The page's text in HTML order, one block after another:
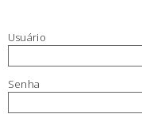
Usuário
Senha